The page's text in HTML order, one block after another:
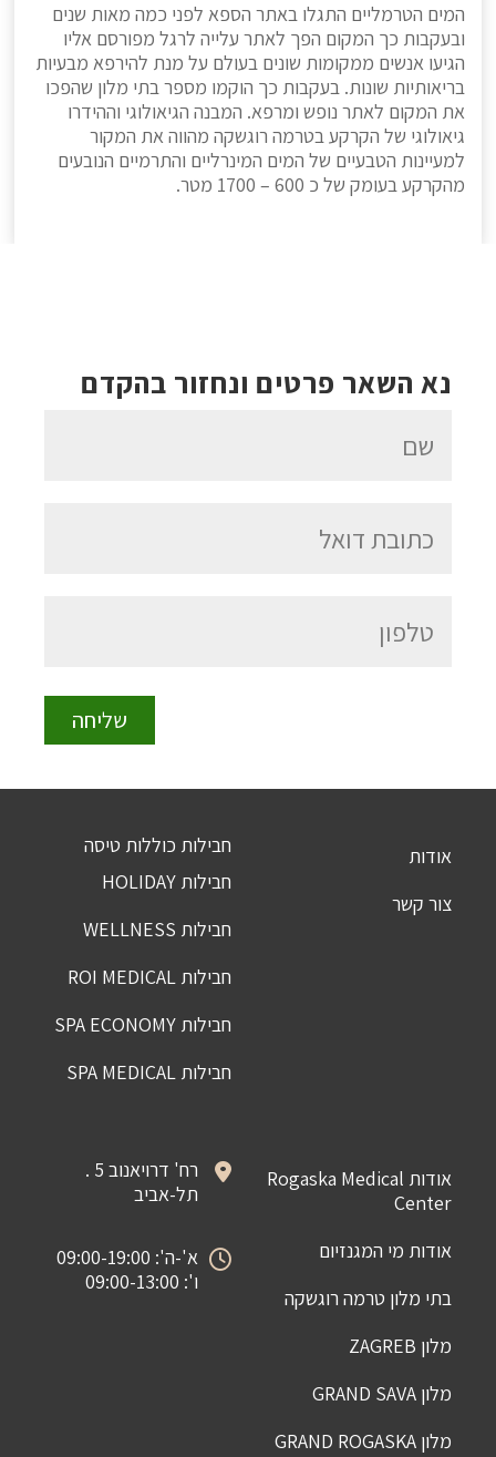
המים הטרמליים התגלו באתר הספא לפני כמה מאות שנים
ובעקבות כך המקום הפך לאתר עלייה לרגל מפורסם אליו
הגיעו אנשים ממקומות שונים בעולם על מנת להירפא מבעיות
בריאותיות שונות. בעקבות כך הוקמו מספר בתי מלון שהפכו
את המקום לאתר נופש ומרפא. המבנה הגיאולוגי וההידרו
גיאולוגי של הקרקע בטרמה רוגשקה מהווה את המקור
למעיינות הטבעיים של המים המינרליים והתרמיים הנובעים
מהקרקע בעומק של כ 600 – 1700 מטר.
נא השאר פרטים ונחזור בהקדם
רח' דרויאנוב 5 .
תל-אביב
א'-ה': 09:00-19:00
ו': 09:00-13:00
אודות Rogaska Medical
Center
אודות מי המגנזיום
בתי מלון טרמה רוגשקה
מלון ZAGREB
מלון GRAND SAVA
מלון GRAND ROGASKA
חבילות כוללות טיסה
חבילות HOLIDAY
חבילות WELLNESS
חבילות ROI MEDICAL
חבילות SPA ECONOMY
חבילות SPA MEDICAL
אודות
צור קשר